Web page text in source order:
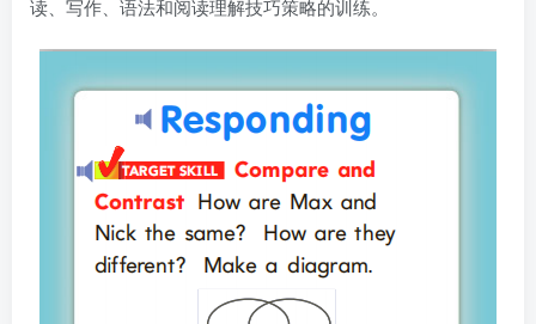
读、写作、语法和阅读理解技巧策略的训练。